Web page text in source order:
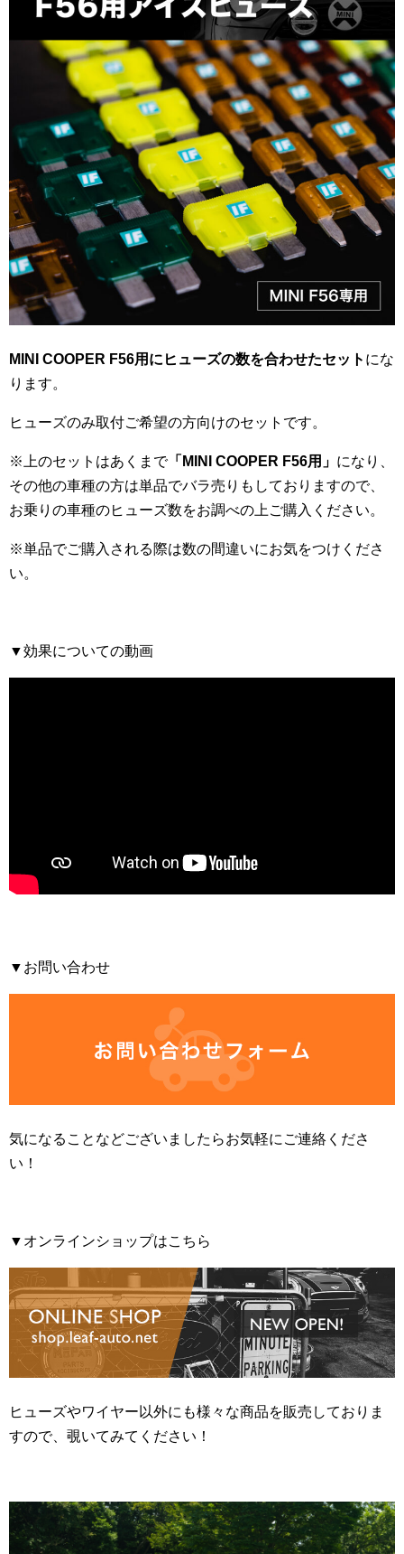
MINI COOPER F56用にヒューズの数を合わせたセット にな
ります。
ヒューズのみ取付ご希望の方向けのセットです。
※上のセットはあくまで「MINI COOPER F56用」 になり、
その他の車種の方は単品でバラ売りもしておりますので、
お乗りの車種のヒューズ数をお調べの上ご購入ください。
※単品でご購入される際は数の間違いにお気をつけくださ
い。
▼効果についての動画
▼お問い合わせ
気になることなどございましたらお気軽にご連絡くださ
い！
▼オンラインショップはこちら
ヒューズやワイヤー以外にも様々な商品を販売しておりま
すので、覗いてみてください！